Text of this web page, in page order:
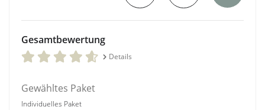
Gesamtbewertung
Details
Gewähltes Paket
Individuelles Paket